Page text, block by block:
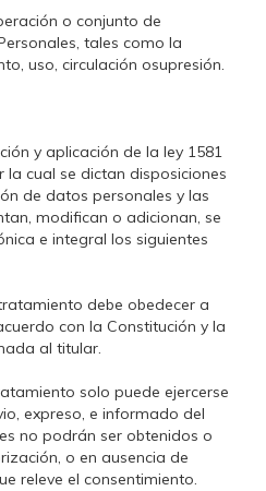
o conjunto de
tales como la
uso, circulación osupresión.
y aplicación de la ley 1581
cual se dictan disposiciones
de datos personales y las
modifican o adicionan, se
e integral los siguientes
debe obedecer a
con la Constitución y la
al titular.
solo puede ejercerse
expreso, e informado del
no podrán ser obtenidos o
o en ausencia de
releve el consentimiento.